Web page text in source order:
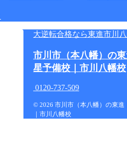
大逆転合格なら東進市川
市川市（本八幡）の
星予備校｜市川八幡校
0120-737-509
© 2026 市川市（本八幡）の東進
｜市川八幡校